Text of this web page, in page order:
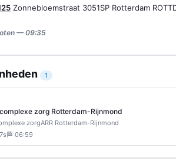
Zonnebloemstraat 3051SP Rotterdam
— 09:35
1
zorg Rotterdam-Rijnmond
zorgARR Rotterdam-Rijnmond
🏁 06:59